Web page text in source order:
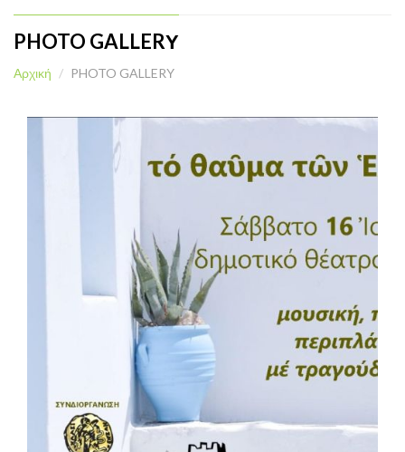
PHOTO GALLERΥ
Αρχική PHOTO GALLERΥ